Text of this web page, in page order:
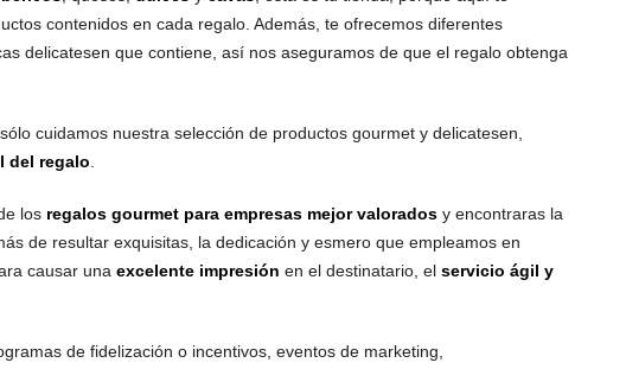
contenidos en cada regalo. Además, te ofrecemos diferentes
delicatesen que contiene, así nos aseguramos de que el regalo obtenga
cuidamos nuestra selección de productos gourmet y delicatesen,
del regalo
los regalos gourmet para empresas mejor valoradosy encontraras la
de resultar exquisitas, la dedicación y esmero que empleamos en
causar una excelente impresión en el destinatario, el servicio ágil y
de fidelización o incentivos, eventos de marketing,